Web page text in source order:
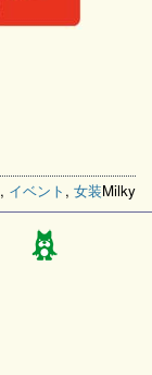
, イベント , 女装Milky